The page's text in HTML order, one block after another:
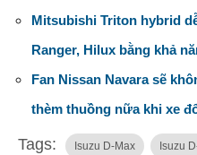
Mitsubishi Triton hybrid
Ranger, Hilux bằng khả
Fan Nissan Navara sẽ
thèm thuồng nữa khi xe
Tags: Isuzu D-Max Isuzu